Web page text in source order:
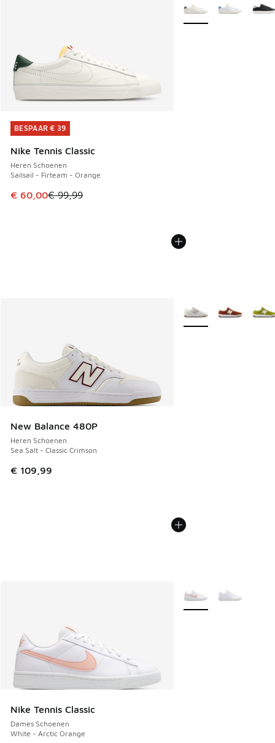
BESPAAR € 39
Nike Tennis Classic
Heren Schoenen
Sailsail - Firteam - Orange
Dit artikel is in de uitverkoop. Dit artikel is in de
€ 60,00€ 99,99
BESPAAR € 39
Meer kleuren
New Balance 480P
Heren Schoenen
Sea Salt - Classic Crimson
€ 109,99
Meer kleuren
Nike Tennis Classic
Dames Schoenen
White - Arctic Orange
Meer kleuren